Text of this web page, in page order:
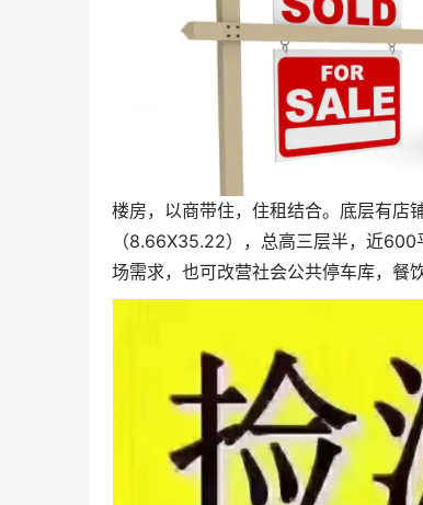
楼房，以商带住，住租结合。底层有店
（8.66X35.22），总高三层半，近
场需求，也可改营社会公共停车库，餐